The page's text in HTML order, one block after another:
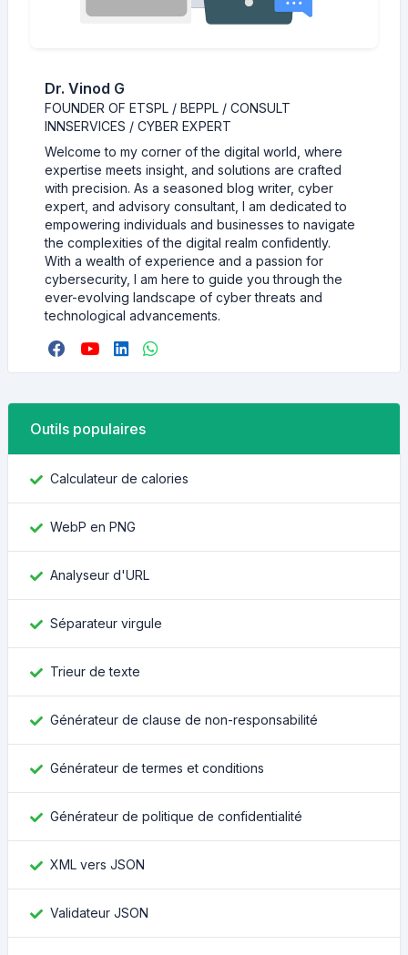
Dr. Vinod G
FOUNDER OF ETSPL / BEPPL / CONSULT
INNSERVICES / CYBER EXPERT
Welcome to my corner of the digital world, where
expertise meets insight, and solutions are crafted
with precision. As a seasoned blog writer, cyber
expert, and advisory consultant, I am dedicated to
empowering individuals and businesses to navigate
the complexities of the digital realm confidently.
With a wealth of experience and a passion for
cybersecurity, I am here to guide you through the
ever-evolving landscape of cyber threats and
technological advancements.
Outils populaires
Calculateur de calories
WebP en PNG
Analyseur d'URL
Séparateur virgule
Trieur de texte
Générateur de clause de non-responsabilité
Générateur de termes et conditions
Générateur de politique de confidentialité
XML vers JSON
Validateur JSON